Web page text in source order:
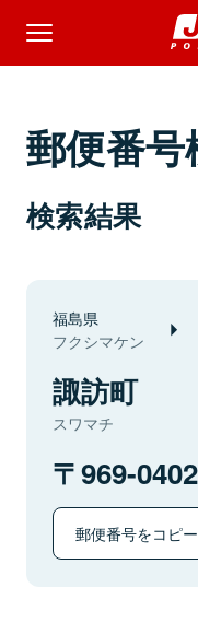
郵便番号
検索結果
福島県
フクシマケン
諏訪町
スワマチ
969-0402
郵便番号をコピ